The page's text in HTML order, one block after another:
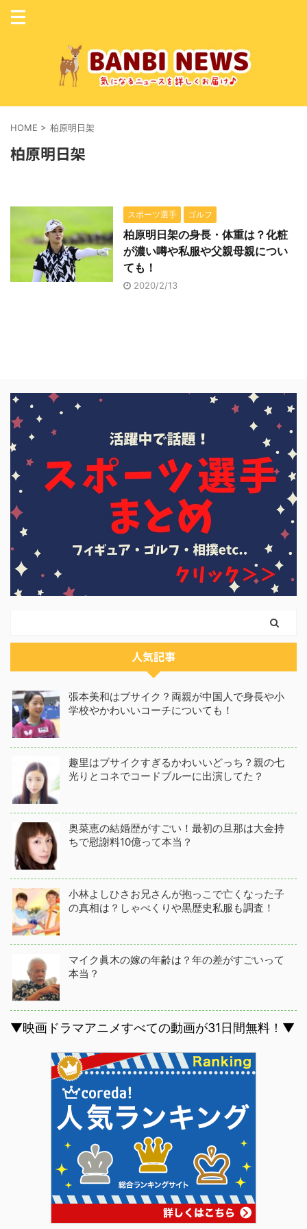
HOME > 柏原明日架
柏原明日架
スポーツ選手 ゴルフ
柏原明日架の身長・体重は？化粧
が濃い噂や私服や父親母親につい
ても！
2020/2/13
人気記事
張本美和はブサイク？両親が中国人で身長や小
学校やかわいいコーチについても！
趣里はブサイクすぎるかわいいどっち？親の七
光りとコネでコードブルーに出演してた？
奥菜恵の結婚歴がすごい！最初の旦那は大金持
ちで慰謝料10億って本当？
小林よしひさお兄さんが抱っこで亡くなった子
の真相は？しゃべくりや黒歴史私服も調査！
マイク眞木の嫁の年齢は？年の差がすごいって
本当？
▼映画ドラマアニメすべての動画が31日間無料！▼